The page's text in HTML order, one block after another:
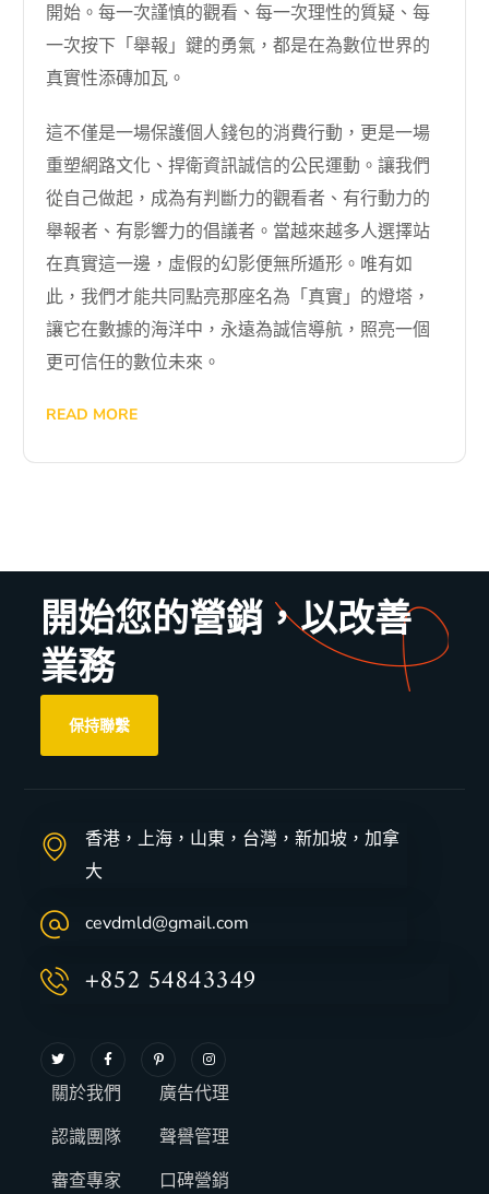
開始。每一次謹慎的觀看、每一次理性的質疑、每
一次按下「舉報」鍵的勇氣，都是在為數位世界的
真實性添磚加瓦。
這不僅是一場保護個人錢包的消費行動，更是一場
重塑網路文化、捍衛資訊誠信的公民運動。讓我們
從自己做起，成為有判斷力的觀看者、有行動力的
舉報者、有影響力的倡議者。當越來越多人選擇站
在真實這一邊，虛假的幻影便無所遁形。唯有如
此，我們才能共同點亮那座名為「真實」的燈塔，
讓它在數據的海洋中，永遠為誠信導航，照亮一個
更可信任的數位未來。
READ MORE
開始您的營銷，以改善
業務
保持聯繫
香港，上海，山東，台灣，新加坡，加拿
大
cevdmld@gmail.com
+852 54843349
關於我們
認識團隊
審查專家
廣告代理
聲譽管理
口碑營銷